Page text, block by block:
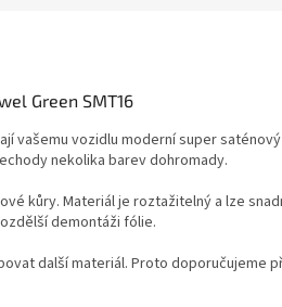
Green SMT16
vašemu vozidlu moderní super
nekolika barev dohromady.
kůry. Materiál je roztažitelný a lze
demontáži fólie.
další materiál. Proto doporučujeme